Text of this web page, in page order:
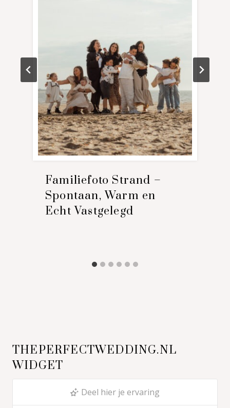
Familiefoto Strand –
Spontaan, Warm en
Echt Vastgelegd
THEPERFECTWEDDING.NL
WIDGET